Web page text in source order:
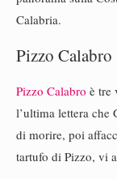
Calabria.
Pizzo Calabro
Pizzo Calabro è tre
l’ultima lettera che
di morire, poi
tartufo di Pizzo, vi